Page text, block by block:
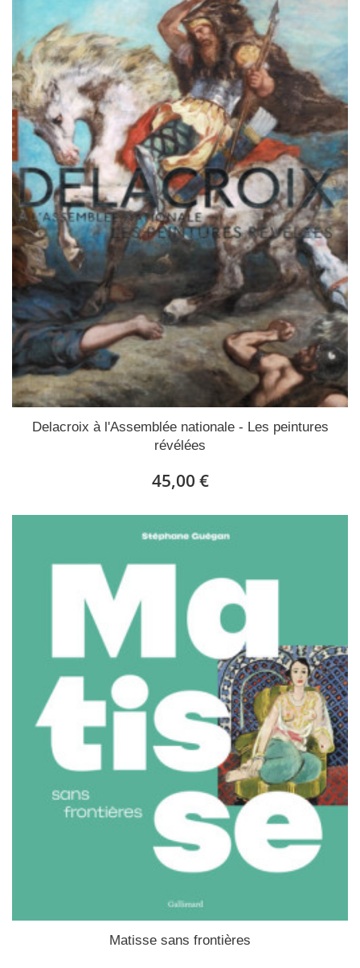
Delacroix à l'Assemblée nationale - Les peintures
révélées
45,00 €
Matisse sans frontières